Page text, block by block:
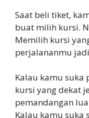
Saat beli tiket,
buat milih kursi.
Memilih kursi
perjalananmu
Kalau kamu suka
kursi yang dekat
pemandangan
Kalau kamu suka